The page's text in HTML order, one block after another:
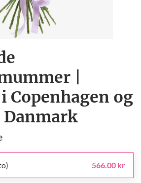
|
Copenhagen og
Danmark
566.00 kr